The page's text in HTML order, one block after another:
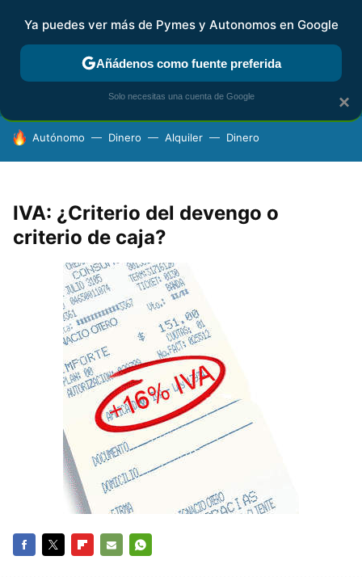
FISCALIDAD Y CONTABILIDAD KIT DIGITAL RENTA
HOY SE HABLA DE
Autónomo Dinero Alquiler Dinero
IVA: ¿Criterio del devengo o
criterio de caja?
×
Ya puedes ver más de Pymes y Autonomos en Google
Añádenos como fuente preferida
Solo necesitas una cuenta de Google